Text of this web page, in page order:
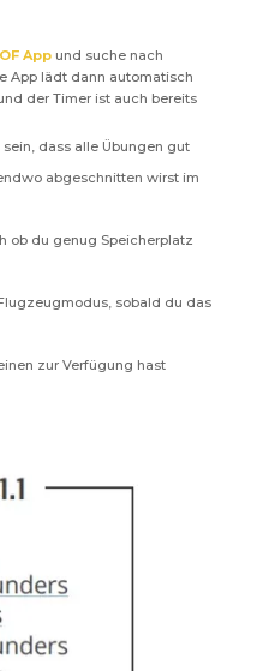
Appund suche nach
App lädt dann automatisch
der Timer ist auch bereits
dass alle Übungen gut
abgeschnitten wirst im
ob du genug Speicherplatz
sobald du das
zur Verfügung hast